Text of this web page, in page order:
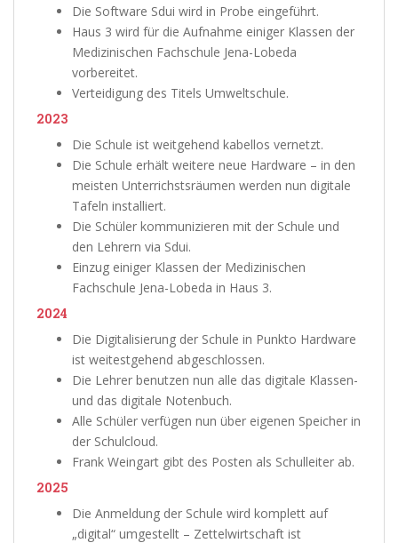
Die Software Sdui wird in Probe eingeführt.
Haus 3 wird für die Aufnahme einiger Klassen der
Medizinischen Fachschule Jena-Lobeda
vorbereitet.
Verteidigung des Titels Umweltschule.
2023
Die Schule ist weitgehend kabellos vernetzt.
Die Schule erhält weitere neue Hardware – in den
meisten Unterrichstsräumen werden nun digitale
Tafeln installiert.
Die Schüler kommunizieren mit der Schule und
den Lehrern via Sdui.
Einzug einiger Klassen der Medizinischen
Fachschule Jena-Lobeda in Haus 3.
2024
Die Digitalisierung der Schule in Punkto Hardware
ist weitestgehend abgeschlossen.
Die Lehrer benutzen nun alle das digitale Klassen-
und das digitale Notenbuch.
Alle Schüler verfügen nun über eigenen Speicher in
der Schulcloud.
Frank Weingart gibt des Posten als Schulleiter ab.
2025
Die Anmeldung der Schule wird komplett auf
„digital“ umgestellt – Zettelwirtschaft ist